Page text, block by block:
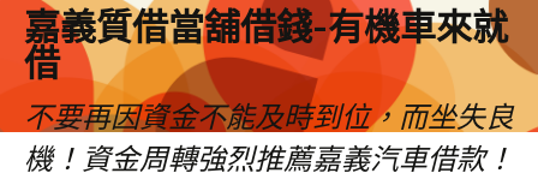
嘉義質借當舖借錢-有機車來就
借
不要再因資金不能及時到位，而坐失良
機！資金周轉強烈推薦嘉義汽車借款！